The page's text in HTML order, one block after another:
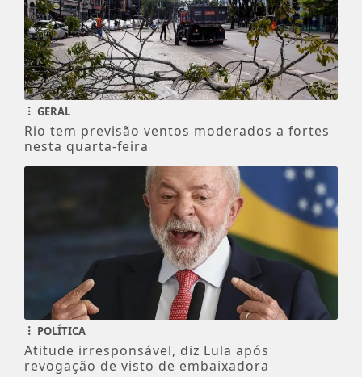
GERAL
Rio tem previsão ventos moderados a fortes
nesta quarta-feira
POLÍTICA
Atitude irresponsável, diz Lula após
revogação de visto de embaixadora